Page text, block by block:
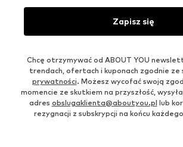
Zapisz się
Chcę otrzymywać od ABOUT YOU
trendach, ofertach i kuponach zgodnie ze
prywatności. Możesz wycofać swoją
momencie ze skutkiem na przyszłość,
adres obslugaklienta@aboutyou.pl lub
rezygnacji z subskrypcji na końcu